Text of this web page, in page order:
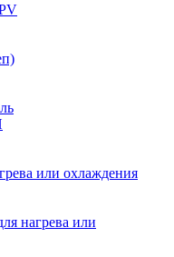
или охлаждения
нагрева или